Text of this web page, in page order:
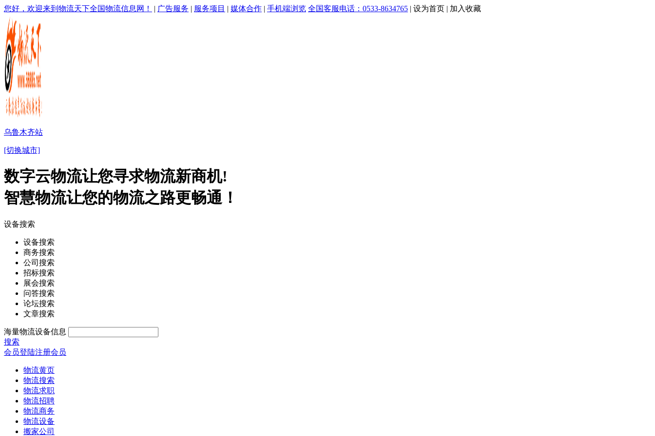
您好，欢迎来到物流天下全国物流信息网！ | 广告服务 | 服务项目 | 媒体合作 | 手机端浏览 全国客服电话：0533-8634765 | 设为首页 | 加入收藏
乌鲁木齐站
[切换城市]
数字云物流让您寻求物流新商机!
智慧物流让您的物流之路更畅通！
设备搜索
设备搜索
商务搜索
公司搜索
招标搜索
展会搜索
问答搜索
论坛搜索
文章搜索
海量物流设备信息
搜索
会员登陆注册会员
物流黄页
物流搜索
物流求职
物流招聘
物流商务
物流设备
搬家公司